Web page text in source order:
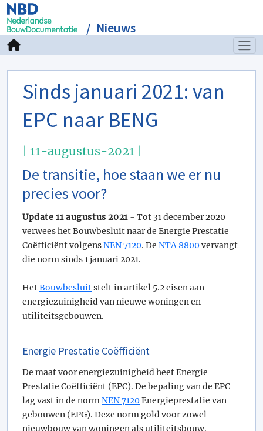
Nieuws
Sinds januari 2021: van
EPC naar BENG
| 11-augustus-2021 |
De transitie, hoe staan we er nu
precies voor?
Update 11 augustus 2021- Tot 31 december 2020
verwees het Bouwbesluit naar de Energie Prestatie
Coëfficiënt volgensNEN 7120. De NTA 8800vervangt
die norm sinds 1 januari 2021.
HetBouwbesluitstelt in artikel 5.2 eisen aan
energiezuinigheid van nieuwe woningen en
utiliteitsgebouwen.
Energie Prestatie Coëfficiënt
De maat voor energiezuinigheid heet Energie
Prestatie Coëfficiënt (EPC). De bepaling van de EPC
lag vast in de normNEN 7120Energieprestatie van
gebouwen (EPG). Deze norm gold voor zowel
nieuwbouw van woningen als utiliteitsbouw.